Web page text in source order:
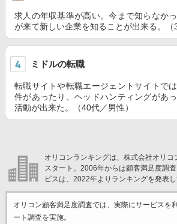
求人の年収基準が高い。今まで知らなか
が来て新しい企業を知ることが出来る。（
ミドルの転職
転職サイトや転職エージェントサイトで
件があったり、ヘッドハンティングがあ
活動が出来た。（40代／男性）
オリコンランキングは、株式会社オリコ
スタート。2006年からは顧客満足度調
ビスは、2022年よりランキングを発表し
オリコン顧客満足度調査では、実際にサービスを
ート調査を実施。